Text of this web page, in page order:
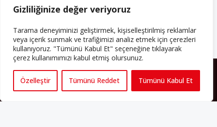
Gizliliğinize değer veriyoruz
Tarama deneyiminizi geliştirmek, kişiselleştirilmiş reklamlar
veya içerik sunmak ve trafiğimizi analiz etmek için çerezleri
kullanıyoruz. "Tümünü Kabul Et" seçeneğine tıklayarak
çerez kullanımımızı kabul etmiş olursunuz.
Özelleştir Tümünü Reddet Tümünü Kabul Et
abone olabilirsiniz!
Abonelik
HAKKIMIZDA
Avrupa’ya işçi göçü yarım asrı ardında bırakırken Müslümanlar da